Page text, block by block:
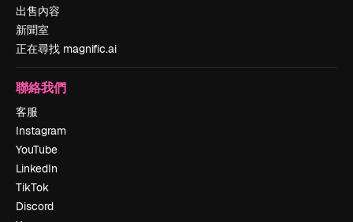
出售內容
新聞室
正在尋找 magnific.ai
聯絡我們
客服
Instagram
YouTube
LinkedIn
TikTok
Discord